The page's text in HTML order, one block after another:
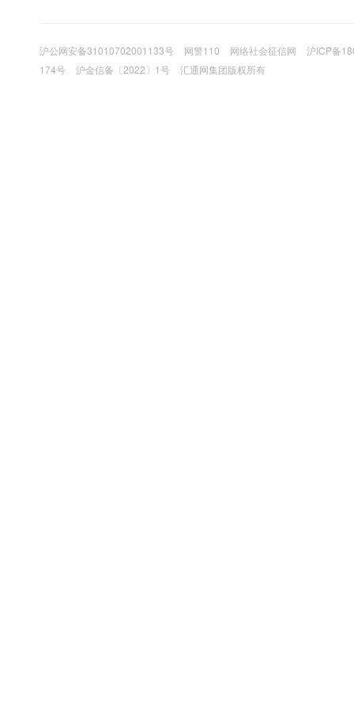
沪公网安备31010702001133号 网警110 网络社会征信网
沪ICP备
174号
沪金信备〔2022〕1号 汇通网集团版权所有